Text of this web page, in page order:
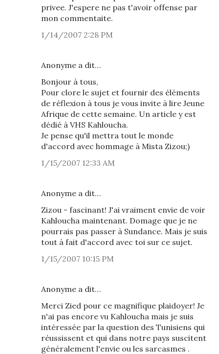
privee. J'espere ne pas t'avoir offense par
mon commentaite.
1/14/2007 2:28 PM
Anonyme a dit…
Bonjour à tous,
Pour clore le sujet et fournir des éléments
de réflexion à tous je vous invite à lire Jeune
Afrique de cette semaine. Un article y est
dédié à VHS Kahloucha.
Je pense qu'il mettra tout le monde
d'accord avec hommage à Mista Zizou;)
1/15/2007 12:33 AM
Anonyme a dit…
Zizou - fascinant! J'ai vraiment envie de voir
Kahloucha maintenant. Domage que je ne
pourrais pas passer à Sundance. Mais je suis
tout à fait d'accord avec toi sur ce sujet.
1/15/2007 10:15 PM
Anonyme a dit…
Merci Zied pour ce magnifique plaidoyer! Je
n'ai pas encore vu Kahloucha mais je suis
intéressée par la question des Tunisiens qui
réussissent et qui dans notre pays suscitent
généralement l'envie ou les sarcasmes .